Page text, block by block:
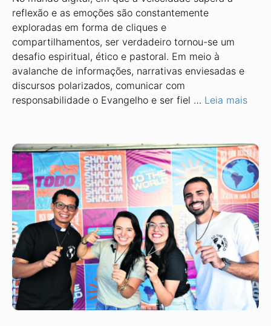
reflexão e as emoções são constantemente
exploradas em forma de cliques e
compartilhamentos, ser verdadeiro tornou-se um
desafio espiritual, ético e pastoral. Em meio à
avalanche de informações, narrativas enviesadas e
discursos polarizados, comunicar com
responsabilidade o Evangelho e ser fiel … Leia mais